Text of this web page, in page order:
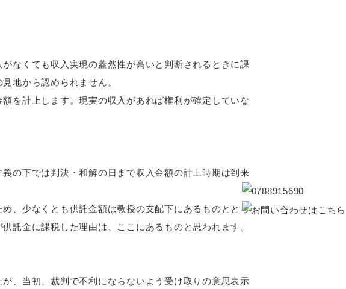
なくても収入実現の蓋然性が高いと判断されるときに課
地から認められません。
を計上します。現実の収入があれば権利が確定していな
の下では判決・和解の日まで収入金額の計上時期は到来
、少なくとも供託金額は教授の支配下にあるものととら
託金に課税した理由は、ここにあるものと思われます。
、当初、裁判で不利にならないよう受け取りの意思表示